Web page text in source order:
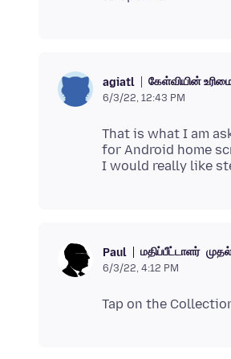
agiatl கேள்வியின்
6/3/22, 12:43 PM
That is what I am
for Android home
Paul மதிப்பீட்டாளர்
6/3/22, 4:12 PM